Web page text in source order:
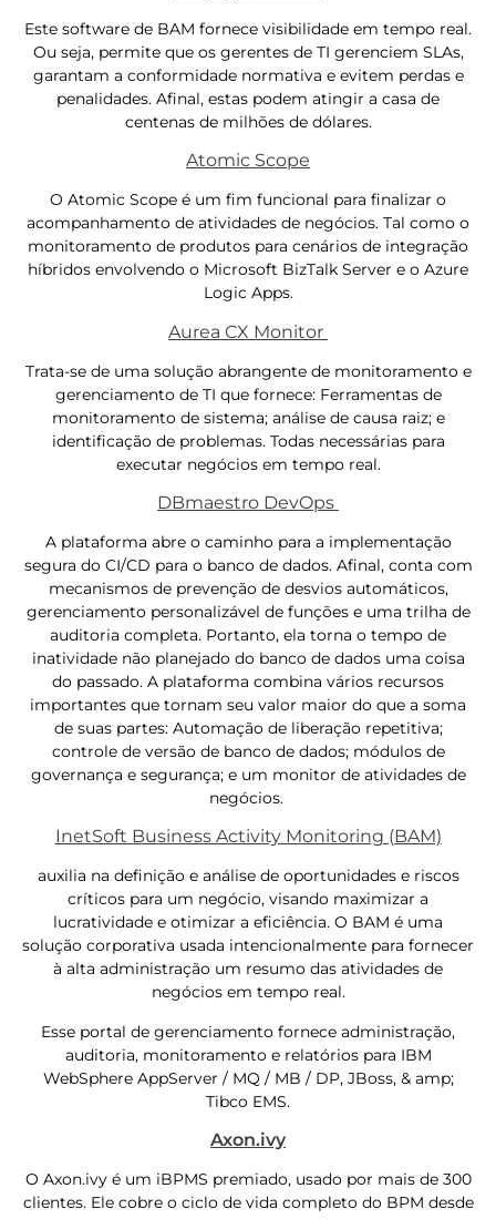
Este software de BAM fornece visibilidade em tempo real.
Ou seja, permite que os gerentes de TI gerenciem SLAs,
garantam a conformidade normativa e evitem perdas e
penalidades. Afinal, estas podem atingir a casa de
centenas de milhões de dólares.
Atomic Scope
O Atomic Scope é um fim funcional para finalizar o
acompanhamento de atividades de negócios. Tal como o
monitoramento de produtos para cenários de integração
híbridos envolvendo o Microsoft BizTalk Server e o Azure
Logic Apps.
Aurea CX Monitor
Trata-se de uma solução abrangente de monitoramento e
gerenciamento de TI que fornece: Ferramentas de
monitoramento de sistema; análise de causa raiz; e
identificação de problemas. Todas necessárias para
executar negócios em tempo real.
DBmaestro DevOps
A plataforma abre o caminho para a implementação
segura do CI/CD para o banco de dados. Afinal, conta com
mecanismos de prevenção de desvios automáticos,
gerenciamento personalizável de funções e uma trilha de
auditoria completa. Portanto, ela torna o tempo de
inatividade não planejado do banco de dados uma coisa
do passado. A plataforma combina vários recursos
importantes que tornam seu valor maior do que a soma
de suas partes: Automação de liberação repetitiva;
controle de versão de banco de dados; módulos de
governança e segurança; e um monitor de atividades de
negócios.
InetSoft Business Activity Monitoring (BAM)
auxilia na definição e análise de oportunidades e riscos
críticos para um negócio, visando maximizar a
lucratividade e otimizar a eficiência. O BAM é uma
solução corporativa usada intencionalmente para fornecer
à alta administração um resumo das atividades de
negócios em tempo real.
Esse portal de gerenciamento fornece administração,
auditoria, monitoramento e relatórios para IBM
WebSphere AppServer / MQ / MB / DP, JBoss, & amp;
Tibco EMS.
Axon.ivy
O Axon.ivy é um iBPMS premiado, usado por mais de 300
clientes. Ele cobre o ciclo de vida completo do BPM desde